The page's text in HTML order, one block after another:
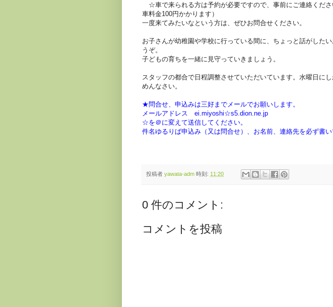
☆車で来られる方は予約が必要ですので、事前にご連絡くださ
車料金100円かかります）
一度来てみたいなという方は、ぜひお問合せください。
お子さんが幼稚園や学校に行っている間に、ちょっと話がした
うぞ。
子どもの育ちを一緒に見守っていきましょう。
スタッフの都合で日程調整させていただいています。水曜日に
めんなさい。
★問合せ、申込みは三好までメールでお願いします。
メールアドレス ei.miyoshi☆s5.dion.ne.jp
☆を＠に変えて送信してください。
件名ゆるりば申込み（又は問合せ）、お名前、連絡先を必ず書い
投稿者 yawata-adm 時刻: 11:20
0 件のコメント:
コメントを投稿